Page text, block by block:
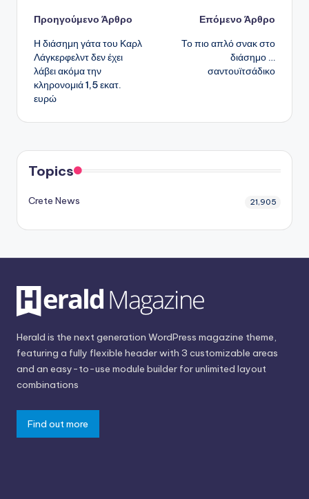
Πλοήγηση
δημοσιεύσεων
Προηγούμενο Άρθρο
Η διάσημη γάτα του Καρλ
Λάγκερφελντ δεν έχει
λάβει ακόμα την
κληρονομιά 1,5 εκατ.
ευρώ
Επόμενο Άρθρο
Το πιο απλό σνακ στο
διάσημο …
σαντουϊτσάδικο
Topics
Crete News 21,905
Herald is the next generation WordPress magazine theme,
featuring a fully flexible header with 3 customizable areas
and an easy-to-use module builder for unlimited layout
combinations
Find out more